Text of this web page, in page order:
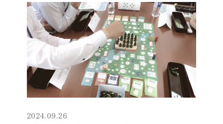
2024.09.26